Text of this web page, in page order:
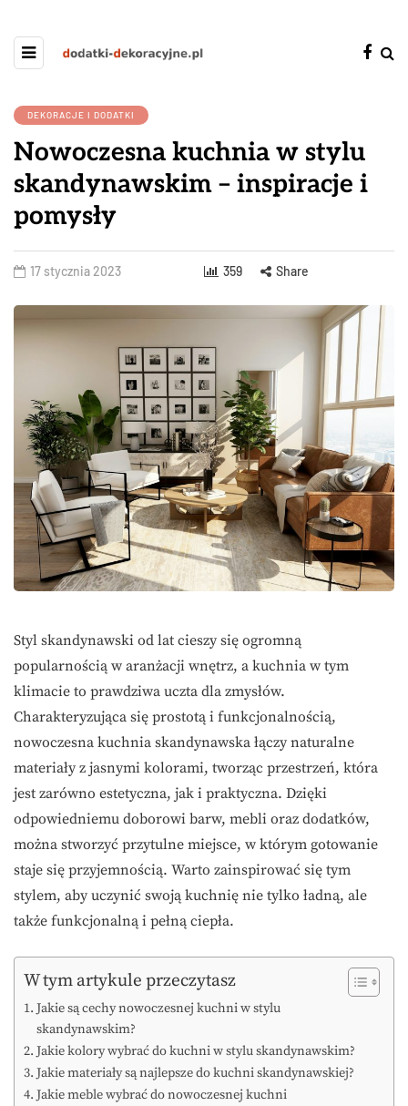
DEKORACJE I DODATKI
Nowoczesna kuchnia w stylu
skandynawskim – inspiracje i
pomysły
17 stycznia 2023 359 Share
Styl skandynawski od lat cieszy się ogromną
popularnością w aranżacji wnętrz, a kuchnia w tym
klimacie to prawdziwa uczta dla zmysłów.
Charakteryzująca się prostotą i funkcjonalnością,
nowoczesna kuchnia skandynawska łączy naturalne
materiały z jasnymi kolorami, tworząc przestrzeń, która
jest zarówno estetyczna, jak i praktyczna. Dzięki
odpowiedniemu doborowi barw, mebli oraz dodatków,
można stworzyć przytulne miejsce, w którym gotowanie
staje się przyjemnością. Warto zainspirować się tym
stylem, aby uczynić swoją kuchnię nie tylko ładną, ale
także funkcjonalną i pełną ciepła.
W tym artykule przeczytasz
Jakie są cechy nowoczesnej kuchni w stylu
skandynawskim?
Jakie kolory wybrać do kuchni w stylu skandynawskim?
Jakie materiały są najlepsze do kuchni skandynawskiej?
Jakie meble wybrać do nowoczesnej kuchni